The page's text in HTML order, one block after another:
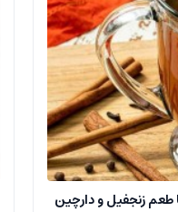
زنجفیل و دارچین